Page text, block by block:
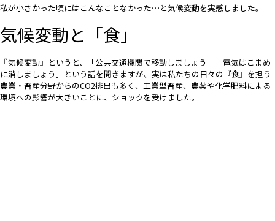
私が小さかった頃にはこんなことなかった…と気候変動を実感しました。
気候変動と「食」
『気候変動』というと、「公共交通機関で移動しましょう」「電気はこまめ
に消しましょう」という話を聞きますが、実は私たちの日々の『食』を担う
農業・畜産分野からのCO2排出も多く、工業型畜産、農薬や化学肥料による
環境への影響が大きいことに、ショックを受けました。